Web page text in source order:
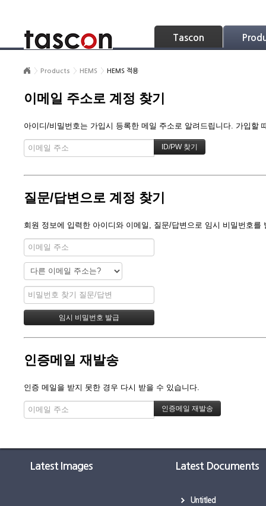
Tascon
Products HEMS HEMS 적용
이메일 주소로 계정 찾기
아이디/비밀번호는 가입시 등록한 메일 주소로 알려드립니다. 가입
질문/답변으로 계정 찾기
회원 정보에 입력한 아이디와 이메일, 질문/답변으로 임시 비밀번호를
인증메일 재발송
인증 메일을 받지 못한 경우 다시 받을 수 있습니다.
Latest Images Latest Documents
Untitled